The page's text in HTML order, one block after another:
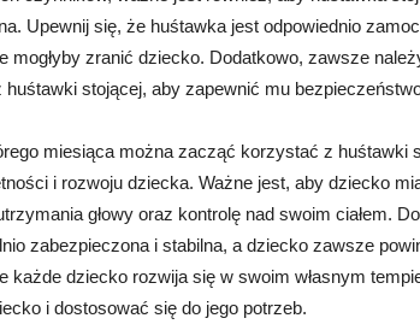
Upewnij się, że huśtawka jest odpowiednio
mogłyby zranić dziecko. Dodatkowo, zawsze
stojącej, aby zapewnić mu
miesiąca można zacząć korzystać z huśtawki
i rozwoju dziecka. Ważne jest, aby dziecko
głowy oraz kontrolę nad swoim ciałem.
zabezpieczona i stabilna, a dziecko zawsze
każde dziecko rozwija się w swoim własnym
i dostosować się do jego potrzeb.